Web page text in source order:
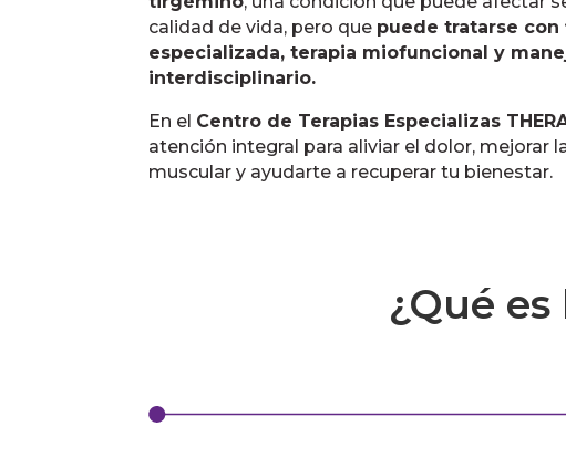
calidad de vida, pero que puede tratarse con
especializada, terapia miofuncional y
interdisciplinario.
En el Centro de Terapias Especializas
atención integral para aliviar el dolor, mejorar
muscular y ayudarte a recuperar tu bienestar.
¿Qué